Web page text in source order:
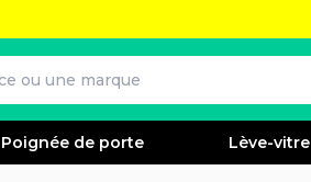
Poignée de porte Lève-vitre